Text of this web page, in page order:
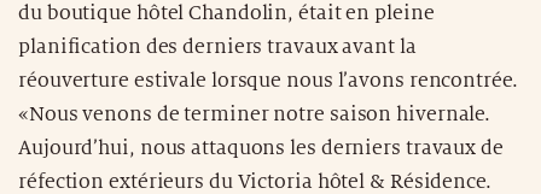
du boutique hôtel Chandolin, était en pleine
planification des derniers travaux avant la
réouverture estivale lorsque nous l’avons rencontrée.
«Nous venons de terminer notre saison hivernale.
Aujourd’hui, nous attaquons les derniers travaux de
réfection extérieurs du Victoria hôtel & Résidence.